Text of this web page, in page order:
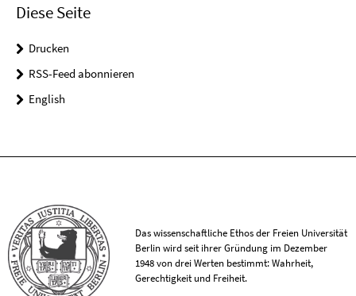
Diese Seite
Drucken
RSS-Feed abonnieren
English
Das wissenschaftliche Ethos der Freien Universität
Berlin wird seit ihrer Gründung im Dezember
1948 von drei Werten bestimmt: Wahrheit,
Gerechtigkeit und Freiheit.